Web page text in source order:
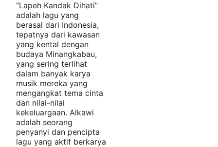
“Lapeh Kandak Dihati”
adalah lagu yang
berasal dari Indonesia,
tepatnya dari kawasan
yang kental dengan
budaya Minangkabau,
yang sering terlihat
dalam banyak karya
musik mereka yang
mengangkat tema cinta
dan nilai-nilai
kekeluargaan. Alkawi
adalah seorang
penyanyi dan pencipta
lagu yang aktif berkarya